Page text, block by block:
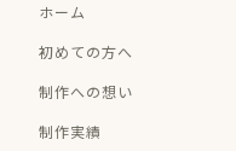
ホーム
初めての方へ
制作への想い
制作実績